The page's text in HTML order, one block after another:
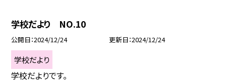
学校だより NO.10
公開日 2024/12/24 更新日 2024/12/24
学校だより
学校だよりです。